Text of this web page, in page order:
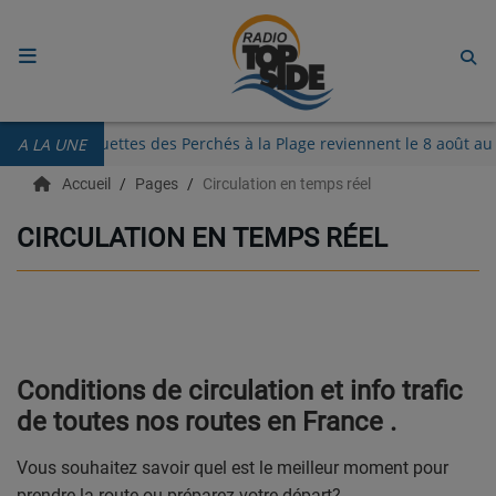
A LA UNE
Les Guinguettes des Perchés à la Plage reviennent le 8 août
RADIO
ECOUTER
RECHERCHE DE TITRES
LIVE DJ
Accueil Pages Circulation en temps réel
CIRCULATION EN TEMPS RÉEL
Conditions de circulation et info trafic
de toutes nos routes en France .
Vous souhaitez savoir quel est le meilleur moment pour